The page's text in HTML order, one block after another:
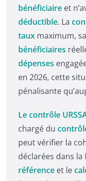
bénéficiaire et
déductible. La
taux maximum,
bénéficiaires
dépenses
en 2026, cette
pénalisante
Le contrôle
chargé du
peut vérifier la
déclarées dans la
référence et le